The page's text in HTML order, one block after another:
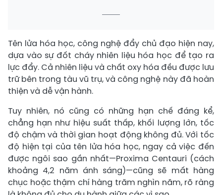
Tên lửa hóa học, công nghệ đẩy chủ đạo hiện nay,
dựa vào sự đốt cháy nhiên liệu hóa học để tạo ra
lực đẩy. Cả nhiên liệu và chất oxy hóa đều được lưu
trữ bên trong tàu vũ trụ, và công nghệ này đã hoàn
thiện và dễ vận hành.
Tuy nhiên, nó cũng có những hạn chế đáng kể,
chẳng hạn như hiệu suất thấp, khối lượng lớn, tốc
độ chậm và thời gian hoạt động không đủ. Với tốc
độ hiện tại của tên lửa hóa học, ngay cả việc đến
được ngôi sao gần nhất—Proxima Centauri (cách
khoảng 4,2 năm ánh sáng)—cũng sẽ mất hàng
chục hoặc thậm chí hàng trăm nghìn năm, rõ ràng